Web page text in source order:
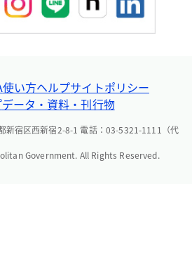
使い方ヘルプサイトポリシー
データ・資料・刊行物
新宿区西新宿2-8-1 電話：03-5321-1111（代
Government. All Rights Reserved.